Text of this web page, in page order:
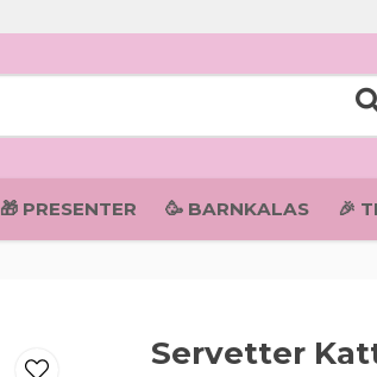
🎁 PRESENTER 🥳 BARNKALAS 🎉
Servetter